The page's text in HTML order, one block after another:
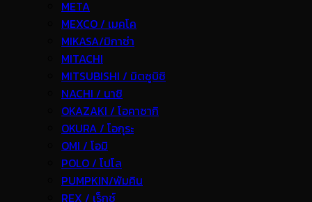
META
MEXCO / เมคโค
MIKASA/มิกาซ่า
MITACHI
MITSUBISHI / มิตซูบิชิ
NACHI / นาชิ
OKAZAKI / โอคาซากิ
OKURA / โอกุระ
OMI / โอมิ
POLO / โปโล
PUMPKIN/พัมคิน
REX / เร็กช์